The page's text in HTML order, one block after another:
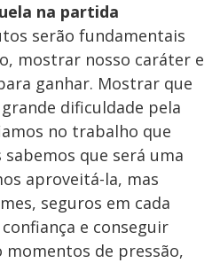
na partida
serão fundamentais
mostrar nosso caráter e
ganhar. Mostrar que
dificuldade pela
no trabalho que
que será uma
aproveitá-la, mas
seguros em cada
e conseguir
momentos de pressão,